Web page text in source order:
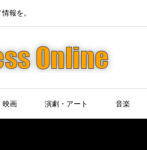
報を。
映画 演劇・アート 音楽